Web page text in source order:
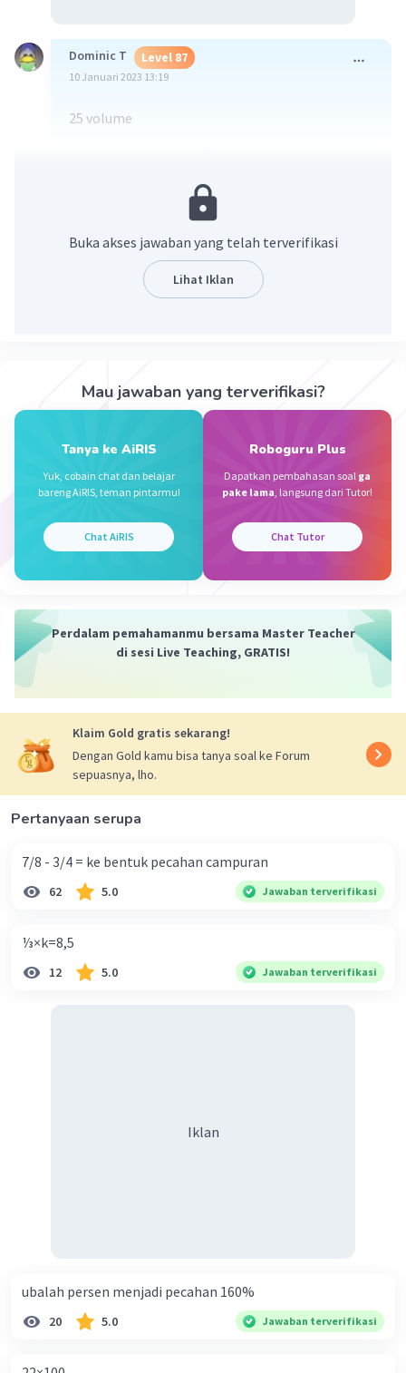
Dominic T Level 87
10 Januari 2023 13:19
25 volume
10 Januari 2023 13:33
Minta caranya ka
Iklan
16 volume
Buka akses jawaban yang telah terverifikasi
Lihat Iklan
Mau jawaban yang terverifikasi?
Tanya ke AiRIS
Yuk, cobain chat dan belajar
bareng AiRIS, teman pintarmu!
Chat AiRIS
Roboguru Plus
Dapatkan pembahasan soal ga
pake lama, langsung dari Tutor!
Chat Tutor
Perdalam pemahamanmu bersama Master Teacher
di sesi Live Teaching, GRATIS!
Klaim Gold gratis sekarang!
Dengan Gold kamu bisa tanya soal ke Forum
sepuasnya, lho.
Pertanyaan serupa
7/8 - 3/4 = ke bentuk pecahan campuran
62 5.0 Jawaban terverifikasi
⅓×k=8,5
12 5.0 Jawaban terverifikasi
Iklan
ubalah persen menjadi pecahan 160%
20 5.0 Jawaban terverifikasi